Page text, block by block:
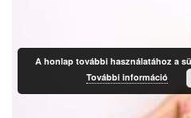
A honlap további használatához a
További információ